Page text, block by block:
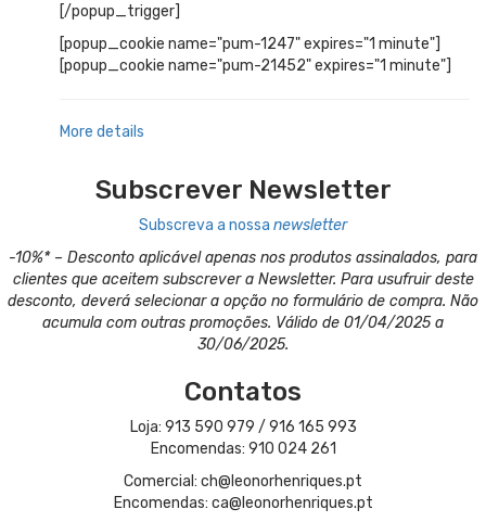
[/popup_trigger]
[popup_cookie name="pum-1247" expires="1 minute"]
[popup_cookie name="pum-21452" expires="1 minute"]
More details
Subscrever Newsletter
Subscreva a nossa newsletter
-10%* – Desconto aplicável apenas nos produtos assinalados, para
clientes que aceitem subscrever a Newsletter. Para usufruir deste
desconto, deverá selecionar a opção no formulário de compra. Não
acumula com outras promoções. Válido de 01/04/2025 a
30/06/2025.
Contatos
Loja: 913 590 979 / 916 165 993
Encomendas: 910 024 261
Comercial: ch@leonorhenriques.pt
Encomendas: ca@leonorhenriques.pt